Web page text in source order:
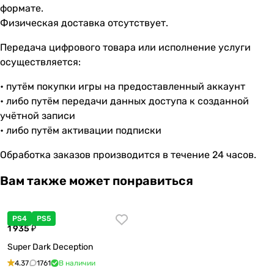
формате.
Физическая доставка отсутствует.
Передача цифрового товара или исполнение услуги
осуществляется:
• путём покупки игры на предоставленный аккаунт
• либо путём передачи данных доступа к созданной
учётной записи
• либо путём активации подписки
Обработка заказов производится в течение 24 часов.
Вам также может понравиться
PS4 PS5
1 935 ₽
Super Dark Deception
4.37 1761 В наличии